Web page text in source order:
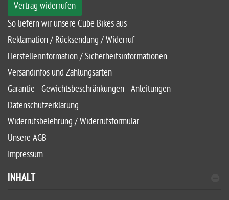
Vertrag widerrufen
So liefern wir unsere Cube Bikes aus
Reklamation / Rücksendung / Widerruf
Herstellerinformation / Sicherheitsinformationen
Versandinfos und Zahlungsarten
Garantie - Gewichtsbeschränkungen - Anleitungen
Datenschutzerklärung
Widerrufsbelehrung / Widerrufsformular
Unsere AGB
Impressum
INHALT